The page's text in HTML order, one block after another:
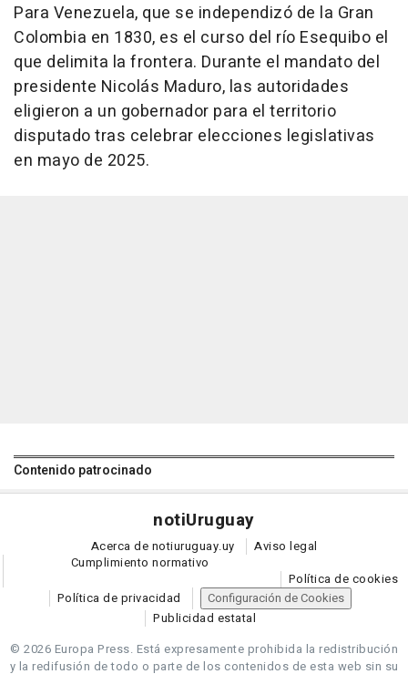
Para Venezuela, que se independizó de la Gran
Colombia en 1830, es el curso del río Esequibo el
que delimita la frontera. Durante el mandato del
presidente Nicolás Maduro, las autoridades
eligieron a un gobernador para el territorio
disputado tras celebrar elecciones legislativas
en mayo de 2025.
Contenido patrocinado
notiUruguay
Acerca de notiuruguay.uy
Aviso legal
Cumplimiento normativo
Política de cookies
Política de privacidad
Configuración de Cookies
Publicidad estatal
© 2026 Europa Press. Está expresamente prohibida la redistribución
y la redifusión de todo o parte de los contenidos de esta web sin su